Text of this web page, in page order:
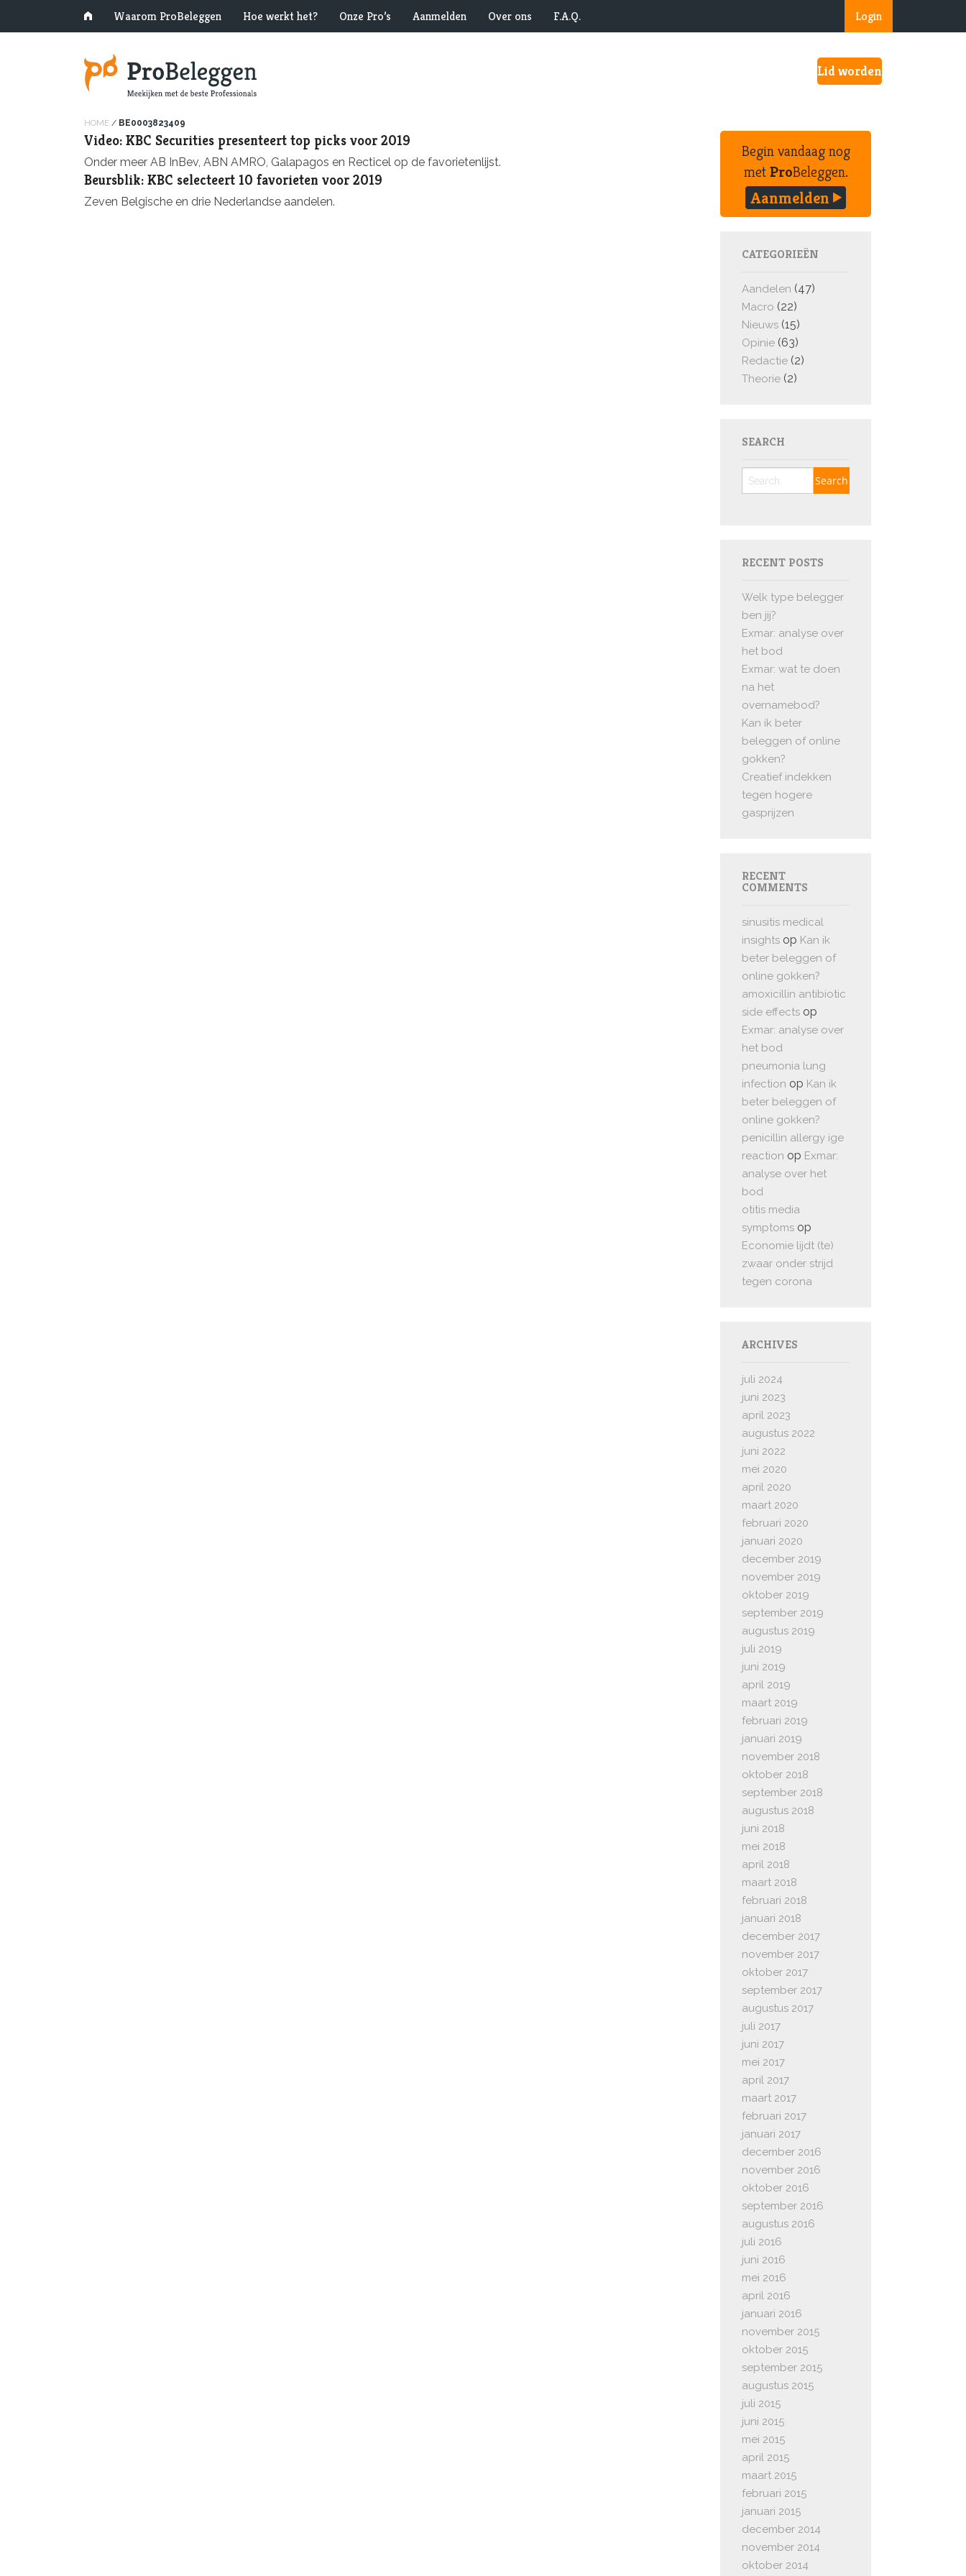
Login
Waarom ProBeleggen Hoe werkt het? Onze Pro’s Aanmelden Over ons F.A.Q.
Lid worden
HOME / BE0003823409
Video: KBC Securities presenteert top picks voor 2019
Onder meer AB InBev, ABN AMRO, Galapagos en Recticel op de favorietenlijst.
Beursblik: KBC selecteert 10 favorieten voor 2019
Zeven Belgische en drie Nederlandse aandelen.
Begin vandaag nog
metProBeleggen.
Aanmelden
CATEGORIEËN
Aandelen (47)
Macro (22)
Nieuws (15)
Opinie (63)
Redactie (2)
Theorie (2)
SEARCH
RECENT POSTS
Welk type belegger
ben jij?
Exmar: analyse over
het bod
Exmar: wat te doen
na het
overnamebod?
Kan ik beter
beleggen of online
gokken?
Creatief indekken
tegen hogere
gasprijzen
RECENT
COMMENTS
sinusitis medical
insights op Kan ik
beter beleggen of
online gokken?
amoxicillin antibiotic
side effects op
Exmar: analyse over
het bod
pneumonia lung
infection op Kan ik
beter beleggen of
online gokken?
penicillin allergy ige
reaction op Exmar:
analyse over het
bod
otitis media
symptoms op
Economie lijdt (te)
zwaar onder strijd
tegen corona
ARCHIVES
juli 2024
juni 2023
april 2023
augustus 2022
juni 2022
mei 2020
april 2020
maart 2020
februari 2020
januari 2020
december 2019
november 2019
oktober 2019
september 2019
augustus 2019
juli 2019
juni 2019
april 2019
maart 2019
februari 2019
januari 2019
november 2018
oktober 2018
september 2018
augustus 2018
juni 2018
mei 2018
april 2018
maart 2018
februari 2018
januari 2018
december 2017
november 2017
oktober 2017
september 2017
augustus 2017
juli 2017
juni 2017
mei 2017
april 2017
maart 2017
februari 2017
januari 2017
december 2016
november 2016
oktober 2016
september 2016
augustus 2016
juli 2016
juni 2016
mei 2016
april 2016
januari 2016
november 2015
oktober 2015
september 2015
augustus 2015
juli 2015
juni 2015
mei 2015
april 2015
maart 2015
februari 2015
januari 2015
december 2014
november 2014
oktober 2014